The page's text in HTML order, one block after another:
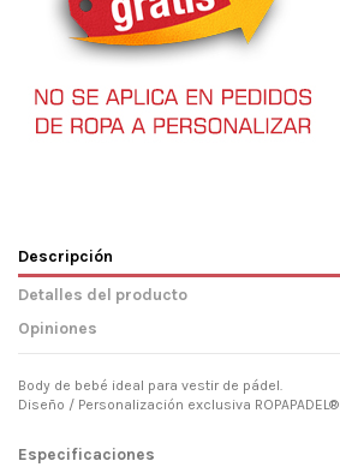
Descripción
Detalles del producto
Opiniones
Body de bebé ideal para vestir de pádel.
Diseño / Personalización exclusiva ROPAPADEL®
Especificaciones